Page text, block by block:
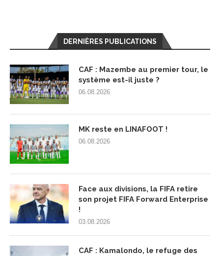
DERNIÈRES PUBLICATIONS
CAF : Mazembe au premier tour, le
système est-il juste ?
06.08.2026
MK reste en LINAFOOT !
06.08.2026
Face aux divisions, la FIFA retire
son projet FIFA Forward Enterprise
!
03.08.2026
CAF : Kamalondo, le refuge des